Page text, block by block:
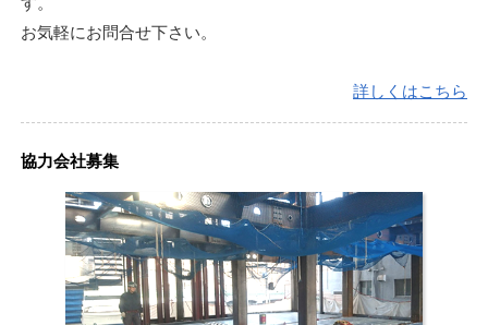
お気軽にお問合せ下さい。
詳しくはこちら
協力会社募集